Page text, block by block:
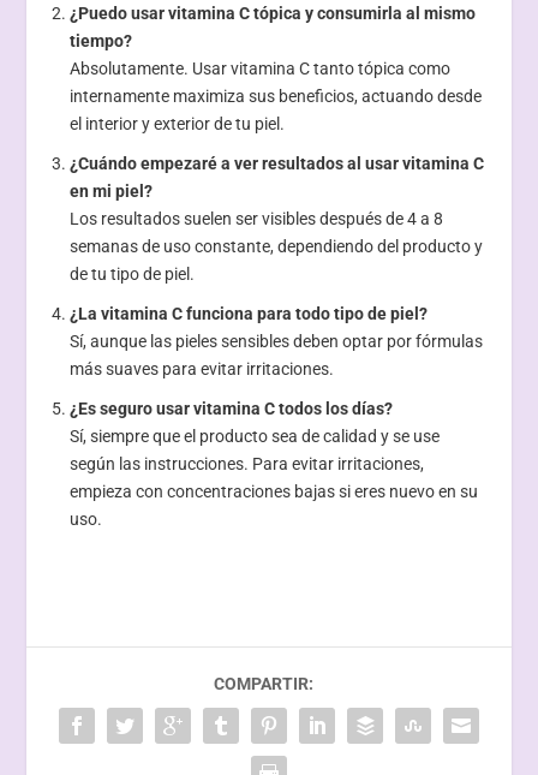
¿Puedo usar vitamina C tópica y consumirla al mismo
tiempo?
Absolutamente. Usar vitamina C tanto tópica como
internamente maximiza sus beneficios, actuando desde
el interior y exterior de tu piel.
¿Cuándo empezaré a ver resultados al usar vitamina C
en mi piel?
Los resultados suelen ser visibles después de 4 a 8
semanas de uso constante, dependiendo del producto y
de tu tipo de piel.
¿La vitamina C funciona para todo tipo de piel?
Sí, aunque las pieles sensibles deben optar por fórmulas
más suaves para evitar irritaciones.
¿Es seguro usar vitamina C todos los días?
Sí, siempre que el producto sea de calidad y se use
según las instrucciones. Para evitar irritaciones,
empieza con concentraciones bajas si eres nuevo en su
uso.
COMPARTIR: